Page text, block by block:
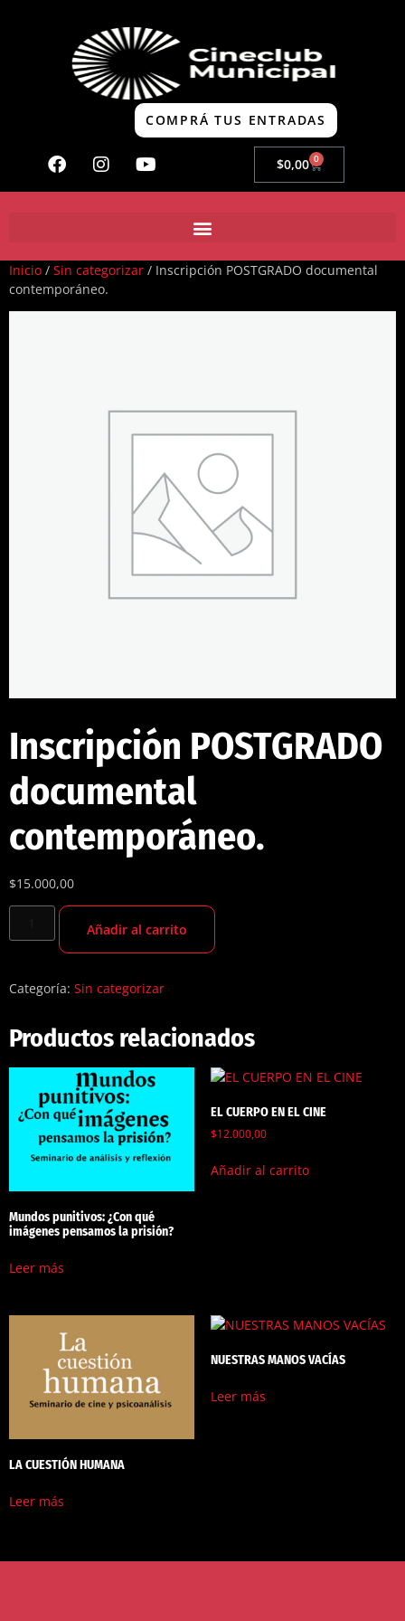
COMPRÁ TUS ENTRADAS
$0,00 0
Inicio / Sin categorizar / Inscripción POSTGRADO documental
contemporáneo.
Inscripción POSTGRADO
documental
contemporáneo.
$15.000,00
Añadir al carrito
Categoría: Sin categorizar
Productos relacionados
Mundos punitivos: ¿Con qué
imágenes pensamos la prisión?
Leer más
EL CUERPO EN EL CINE
$12.000,00
Añadir al carrito
LA CUESTIÓN HUMANA
Leer más
NUESTRAS MANOS VACÍAS
Leer más